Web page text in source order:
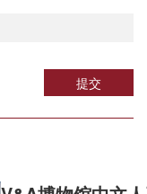
提交